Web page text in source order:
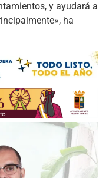
y ayudará a
ha